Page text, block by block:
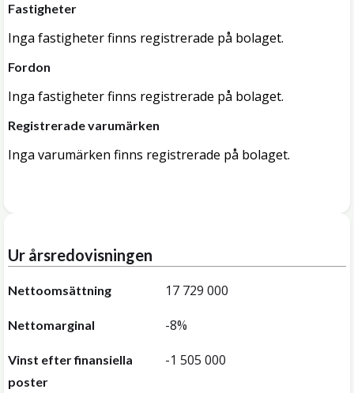
Fastigheter
Inga fastigheter finns registrerade på bolaget.
Fordon
Inga fastigheter finns registrerade på bolaget.
Registrerade varumärken
Inga varumärken finns registrerade på bolaget.
Ur årsredovisningen
Nettoomsättning 17 729 000
Nettomarginal -8%
Vinst efter finansiella
poster
-1 505 000